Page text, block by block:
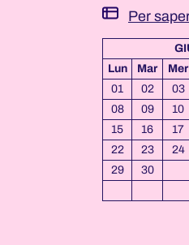
Per
Lun
Mar Mer
01
02 03
08
09 10
15
16 17
22
23 24
29
30